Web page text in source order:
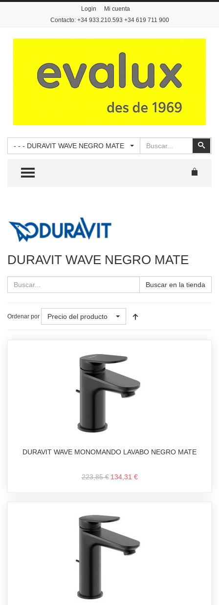
Login
Mi cuenta
Contacto: +34 933.210.593 +34 619 711 900
- - - DURAVIT WAVE NEGRO MATE
TOGGLE MENU
DURAVIT WAVE NEGRO MATE
Buscar en la tienda
Ordenar por Precio del producto
DURAVIT WAVE MONOMANDO LAVABO NEGRO MATE
223,85 € 134,31 €